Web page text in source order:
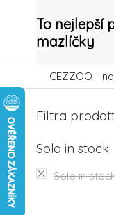
To nejlepší
mazlíčky
CEZZOO -
Filtra
Solo in stock
Solo in